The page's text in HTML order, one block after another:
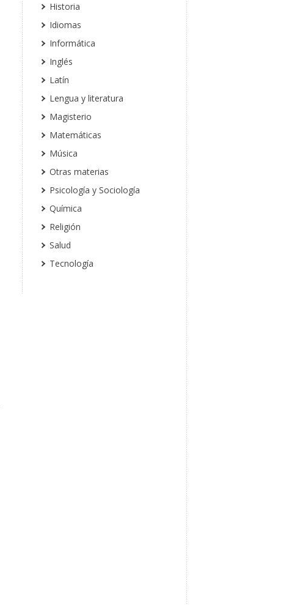
Historia
Idiomas
Informática
Inglés
Latín
Lengua y literatura
Magisterio
Matemáticas
Música
Otras materias
Psicología y Sociología
Química
Religión
Salud
Tecnología